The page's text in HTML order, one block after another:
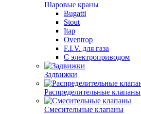
Шаровые краны
Bugatti
Stout
Itap
Oventrop
F.I.V. для газа
С электроприводом
Задвижки
Распределительные клапаны
Cмесительные клапаны